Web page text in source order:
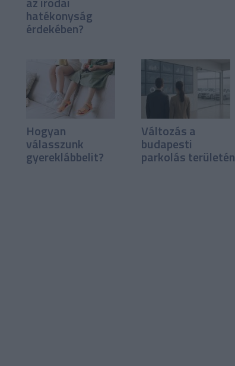
hatékonyság
érdekében?
Hogyan
válasszunk
gyereklábbelit?
Változás a
budapesti
parkolás területén